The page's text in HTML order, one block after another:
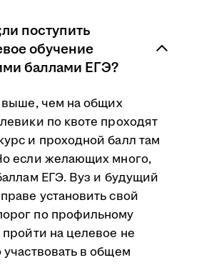
поступить
обучение
баллами ЕГЭ?
чем на общих
по квоте проходят
и проходной балл там
если желающих много,
ЕГЭ. Вуз и будущий
установить свой
по профильному
на целевое не
в общем